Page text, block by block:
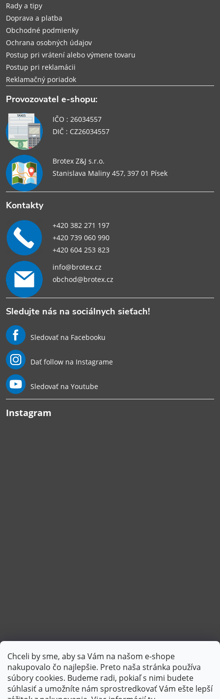
Chceli by sme, aby sa Vám na našom e-shope
nakupovalo čo najlepšie. Preto naša stránka používa
súbory cookies. Budeme radi, pokiaľ s nimi budete
súhlasiť a umožníte nám sprostredkovať Vám ešte lepší
e
Rady a tipy
Doprava a platba
Obchodné podmienky
Ochrana osobných údajov
Postup pri vrátení alebo výmene tovaru
Postup pri reklamácii
Reklamačný poriadok
Provozovatel e-shopu:
IČO : 26034557
DIČ : CZ26034557
Brotex Z&J s.r.o.
Stanislava Maliny 457, 397 01 Písek
Kontakty
+420 382 271 197
+420 739 060 990
+420 604 253 823
info@brotex.cz
obchod@brotex.cz
Sledujte nás na sociálnych sieťach!
Sledovať na Facebooku
Dať follow na Instagrame
Sledovať na Youtube
Instagram
Sledovať na Instagrame